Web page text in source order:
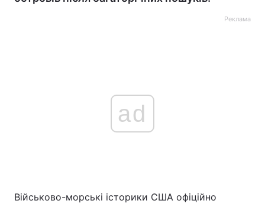
Реклама
ad
Військово-морські історики США офіційно